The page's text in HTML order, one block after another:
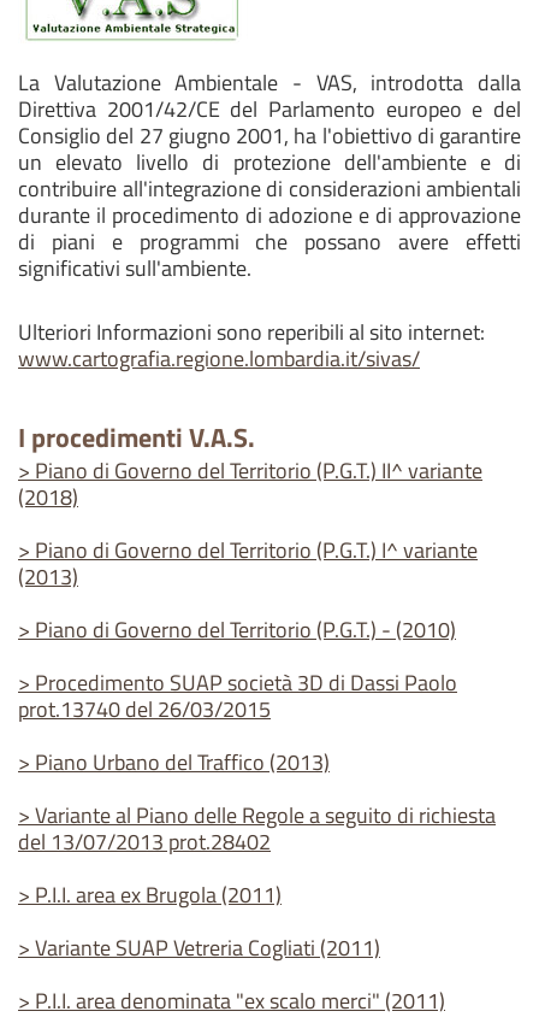
La Valutazione Ambientale - VAS, introdotta dalla
Direttiva 2001/42/CE del Parlamento europeo e del
Consiglio del 27 giugno 2001, ha l'obiettivo di garantire
un elevato livello di protezione dell'ambiente e di
contribuire all'integrazione di considerazioni ambientali
durante il procedimento di adozione e di approvazione
di piani e programmi che possano avere effetti
significativi sull'ambiente.
Ulteriori Informazioni sono reperibili al sito internet:
www.cartografia.regione.lombardia.it/sivas/
I procedimenti V.A.S.
> Piano di Governo del Territorio (P.G.T.) II^ variante
(2018)
> Piano di Governo del Territorio (P.G.T.) I^ variante
(2013)
> Piano di Governo del Territorio (P.G.T.) - (2010)
> Procedimento SUAP società 3D di Dassi Paolo
prot.13740 del 26/03/2015
> Piano Urbano del Traffico (2013)
> Variante al Piano delle Regole a seguito di richiesta
del 13/07/2013 prot.28402
> P.I.I. area ex Brugola (2011)
> Variante SUAP Vetreria Cogliati (2011)
> P.I.I. area denominata "ex scalo merci" (2011)